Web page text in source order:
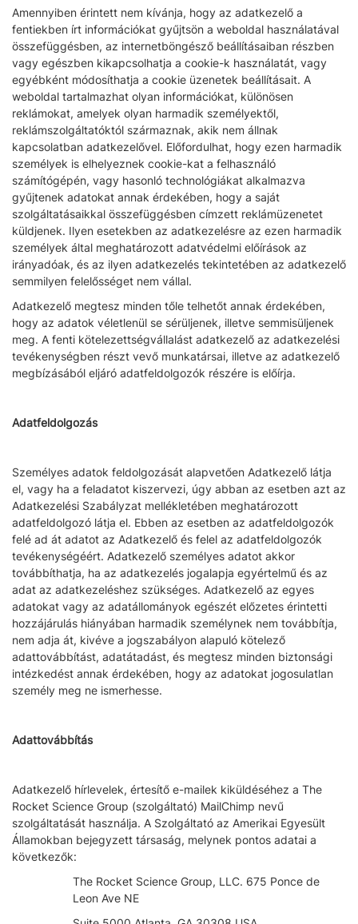
Amennyiben érintett nem kívánja, hogy az adatkezelő a
fentiekben írt információkat gyűjtsön a weboldal használatával
összefüggésben, az internetböngésző beállításaiban részben
vagy egészben kikapcsolhatja a cookie-k használatát, vagy
egyébként módosíthatja a cookie üzenetek beállításait. A
weboldal tartalmazhat olyan információkat, különösen
reklámokat, amelyek olyan harmadik személyektől,
reklámszolgáltatóktól származnak, akik nem állnak
kapcsolatban adatkezelővel. Előfordulhat, hogy ezen harmadik
személyek is elhelyeznek cookie-kat a felhasználó
számítógépén, vagy hasonló technológiákat alkalmazva
gyűjtenek adatokat annak érdekében, hogy a saját
szolgáltatásaikkal összefüggésben címzett reklámüzenetet
küldjenek. Ilyen esetekben az adatkezelésre az ezen harmadik
személyek által meghatározott adatvédelmi előírások az
irányadóak, és az ilyen adatkezelés tekintetében az adatkezelő
semmilyen felelősséget nem vállal.
Adatkezelő megtesz minden tőle telhetőt annak érdekében,
hogy az adatok véletlenül se sérüljenek, illetve semmisüljenek
meg. A fenti kötelezettségvállalást adatkezelő az adatkezelési
tevékenységben részt vevő munkatársai, illetve az adatkezelő
megbízásából eljáró adatfeldolgozók részére is előírja.
Adatfeldolgozás
Személyes adatok feldolgozását alapvetően Adatkezelő látja
el, vagy ha a feladatot kiszervezi, úgy abban az esetben azt az
Adatkezelési Szabályzat mellékletében meghatározott
adatfeldolgozó látja el. Ebben az esetben az adatfeldolgozók
felé ad át adatot az Adatkezelő és felel az adatfeldolgozók
tevékenységéért. Adatkezelő személyes adatot akkor
továbbíthatja, ha az adatkezelés jogalapja egyértelmű és az
adat az adatkezeléshez szükséges. Adatkezelő az egyes
adatokat vagy az adatállományok egészét előzetes érintetti
hozzájárulás hiányában harmadik személynek nem továbbítja,
nem adja át, kivéve a jogszabályon alapuló kötelező
adattovábbítást, adatátadást, és megtesz minden biztonsági
intézkedést annak érdekében, hogy az adatokat jogosulatlan
személy meg ne ismerhesse.
Adattovábbítás
Adatkezelő hírlevelek, értesítő e-mailek kiküldéséhez a The
Rocket Science Group (szolgáltató) MailChimp nevű
szolgáltatását használja. A Szolgáltató az Amerikai Egyesült
Államokban bejegyzett társaság, melynek pontos adatai a
következők:
The Rocket Science Group, LLC. 675 Ponce de
Leon Ave NE